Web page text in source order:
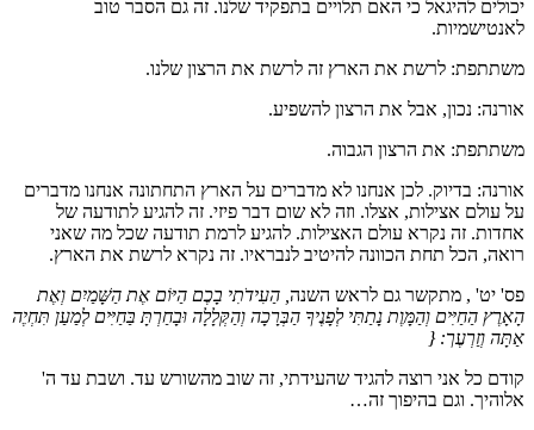
יכולים להיגאל כי האם תלויים בתפקיד שלנו. זה גם הסבר טוב
לאנטישמיות.
משתתפת: לרשת את הארץ זה לרשת את הרצון שלנו.
אורנה: נכון, אבל את הרצון להשפיע.
משתתפת: את הרצון הגבוה.
אורנה: בדיוק. לכן אנחנו לא מדברים על הארץ התחתונה אנחנו מדברים
על עולם אצילות, אצלו. וזה לא שום דבר פיזי. זה להגיע לתודעה של
אחדות. זה נקרא עולם האצילות. להגיע לרמת תודעה שכל מה שאני
רואה, הכל תחת הכוונה להיטיב לנבראיו. זה נקרא לרשת את הארץ.
פס' יט' , מתקשר גם לראש השנה , הַעִידֹתִי בָכֶם הַיּוֹם אֶת הַשָּׁמַיִם וְאֶת
הָאָרֶץ הַחַיִּים וְהַמָּוֶת נָתַתִּי לְפָנֶיךָ הַבְּרָכָה וְהַקְּלָלָה וּבָחַרְתָּ בַּחַיִּים לְמַעַן תִּחְיֶה
אַתָּה וְזַרְעֶך: {
קודם כל אני רוצה להגיד שהעידתי, זה שוב מהשורש עד. ושבת עד ה'
אלוהיך. וגם בהיפוך זה…